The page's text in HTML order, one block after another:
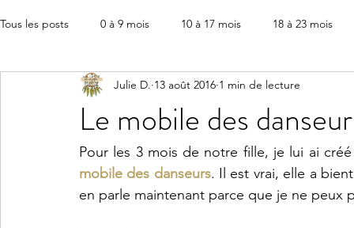
Tous les posts 0 à 9 mois 10 à 17 mois 18 à 23 mois
Lectures Montessori Parentalité
Coût Kaza Aménagements & finitions Activités
Le mobile des
Julie D. 13 août 2016 1 min de lecture
mobile des danseurs. Il est vrai, elle a
en parle maintenant parce que je ne peux